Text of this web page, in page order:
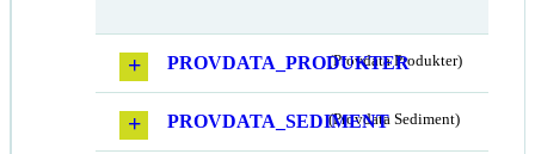
PROVDATA_PRODUKTER
(Provdata Produkter)
PROVDATA_SEDIMENT(Provdata Sediment)